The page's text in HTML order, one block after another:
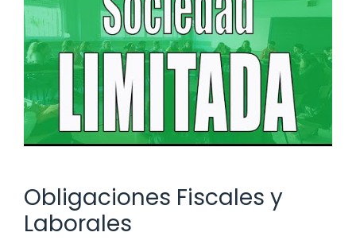
Obligaciones Fiscales y
Laborales